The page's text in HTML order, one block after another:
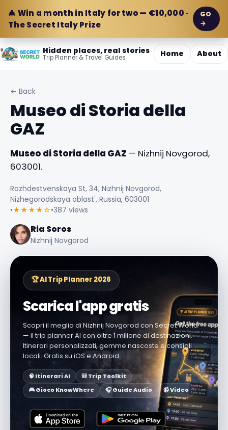
🎄 Win a month in Italy for two — €10,000 ·
The Secret Italy Prize
GO
→
Hidden places, real stories
Trip Planner & Travel Guides Home About
← Back
Museo di Storia della
GAZ
Museo di Storia della GAZ — Nizhnij Novgorod,
603001.
Rozhdestvenskaya St, 34, Nizhnij Novgorod,
Nizhegorodskaya oblast', Russia, 603001
•★★★★☆•387 views
Ria Soros
Nizhnij Novgorod
🏆 AI Trip Planner 2026
Scarica l'app gratis
Scopri il meglio di Nizhnij Novgorod con Secret World
— il trip planner AI con oltre 1 milione di destinazioni.
Itinerari personalizzati, gemme nascoste e consigli
locali. Gratis su iOS e Android.
🧠 Itinerari AI
🎒 Trip Toolkit
🎮 Gioco KnowWhere
🎧 Guide Audio 📹 Video